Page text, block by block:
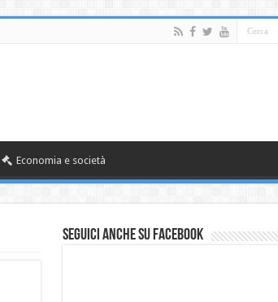
Economia e società
Seguici anche su Facebook